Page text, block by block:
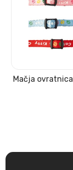
Mačja